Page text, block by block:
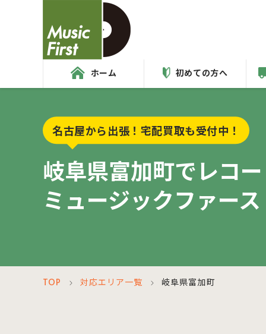
ホーム 初めての方へ
名古屋から出張！宅配買取も受付中！
岐阜県富加町でレコ
ミュージックファー
TOP ＞ 対応エリア一覧 ＞ 岐阜県富加町